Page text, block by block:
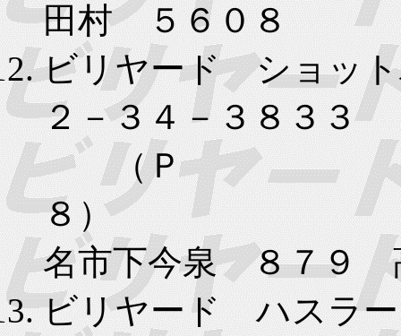
田村 ５６０８
ビリヤード ショッ
２－３４－３８３３
（Ｐ
８
名市下今泉 ８７９
ビリヤード ハスラ